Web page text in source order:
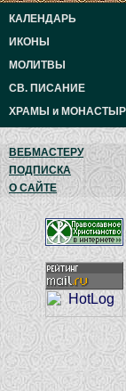
КАЛЕНДАРЬ
ИКОНЫ
МОЛИТВЫ
СВ. ПИСАНИЕ
ХРАМЫ и
ВЕБМАСТЕРУ
ПОДПИСКА
О САЙТЕ